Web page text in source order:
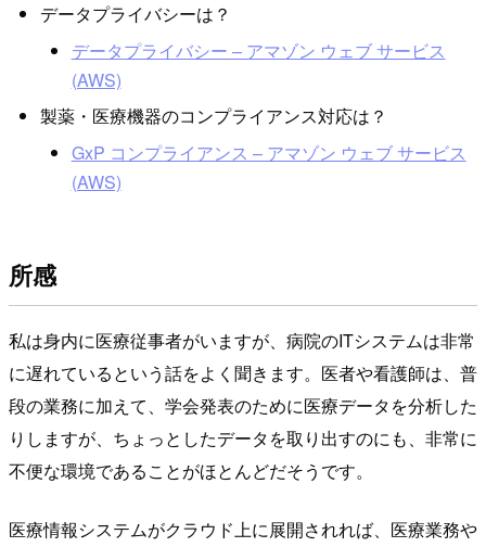
データプライバシーは？
データプライバシー – アマゾン ウェブ サービス
(AWS)
製薬・医療機器のコンプライアンス対応は？
GxP コンプライアンス – アマゾン ウェブ サービス
(AWS)
所感
私は身内に医療従事者がいますが、病院のITシステムは非常
に遅れているという話をよく聞きます。医者や看護師は、普
段の業務に加えて、学会発表のために医療データを分析した
りしますが、ちょっとしたデータを取り出すのにも、非常に
不便な環境であることがほとんどだそうです。
医療情報システムがクラウド上に展開されれば、医療業務や